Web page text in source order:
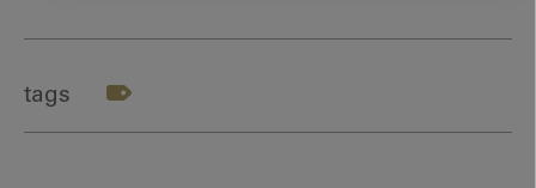
03
tags